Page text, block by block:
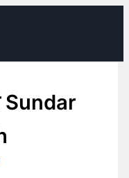
Sundar